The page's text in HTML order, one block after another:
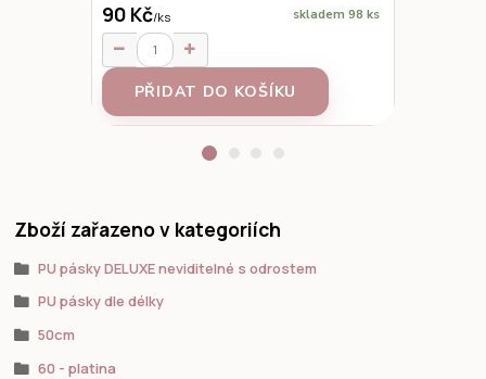
90 Kč/ks skladem 98 ks
PŘIDAT DO KOŠÍKU
Zboží zařazeno v kategoriích
PU pásky DELUXE neviditelné s odrostem
PU pásky dle délky
50cm
60 - platina